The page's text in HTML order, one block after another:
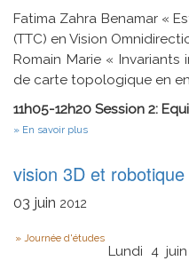
Fatima Zahra Benamar «
(TTC) en Vision
Romain Marie «
de carte topologique en
11h05-12h20 Session 2:
En savoir plus
Jeunes
Chercheurs
JJCMIS
vision 3D et robotique
03 juin 2012
Type
Journée d'études
Lundi 4